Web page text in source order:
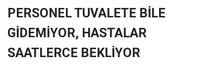
PERSONEL TUVALETE BİLE
GİDEMİYOR, HASTALAR
SAATLERCE BEKLİYOR